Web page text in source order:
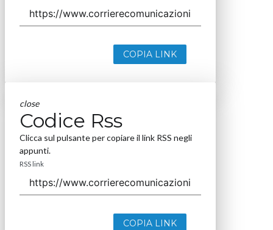
COPIA LINK
close
Codice Rss
Clicca sul pulsante per copiare il link RSS negli
appunti.
RSS link
COPIA LINK